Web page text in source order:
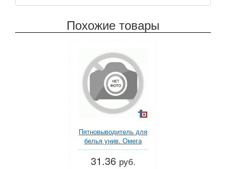
Похожие товары
Пятновыводитель для
белья унив. Омега
502 5 кг Effect
31.36 руб.